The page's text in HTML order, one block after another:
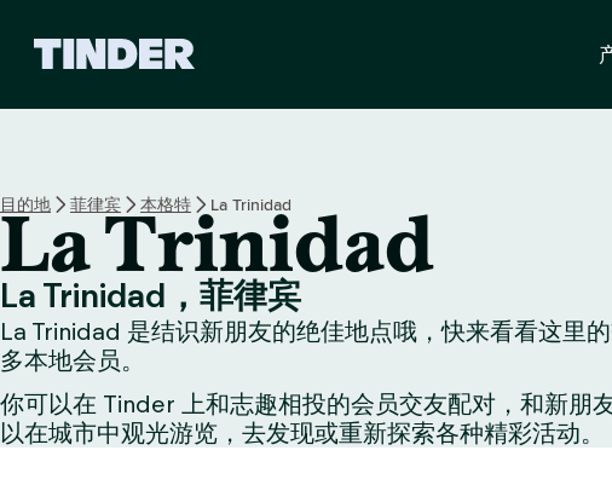
首
页
目的地 菲律宾 本格特 La Trinidad
La Trinidad
La Trinidad，菲律宾
La Trinidad 是结识新朋友的绝佳地点哦，快来看看这里
多本地会员。
你可以在 Tinder 上和志趣相投的会员交友配对，和新朋
以在城市中观光游览，去发现或重新探索各种精彩活动。